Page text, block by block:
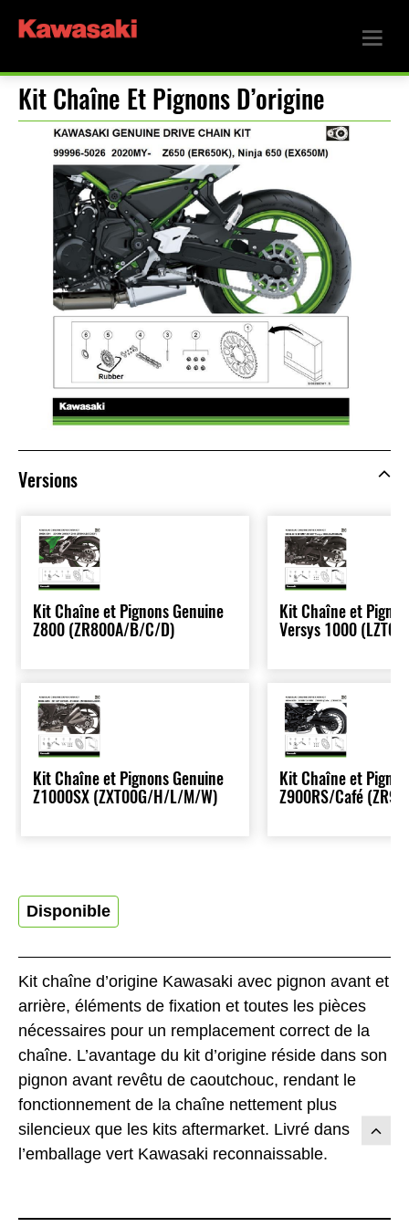
Kit Chaîne Et Pignons D’origine
Kit chaîne d’origine Kawasaki avec pignon avant et
arrière, éléments de fixation et toutes les pièces
nécessaires pour un remplacement correct de la
chaîne. L’avantage du kit d’origine réside dans son
pignon avant revêtu de caoutchouc, rendant le
fonctionnement de la chaîne nettement plus
silencieux que les kits aftermarket. Livré dans
l’emballage vert Kawasaki reconnaissable.
Disponible
Versions
Kit Chaîne et Pignons Genuine
Z800 (ZR800A/B/C/D)
Kit Chaîne et Pignons Genuine
Z1000SX (ZXT00G/H/L/M/W)
Kit Chaîne et
Versys 1000
Kit Chaîne et
Z900RS/Café